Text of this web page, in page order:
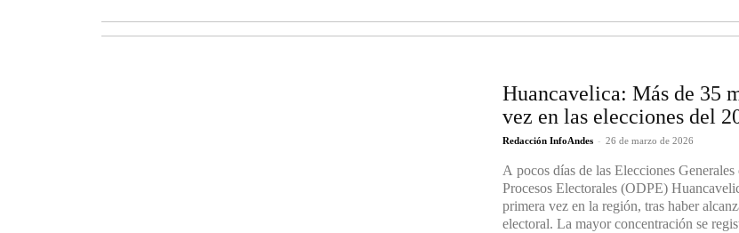
Huancavelica: Más de 35
vez en las elecciones del
Redacción InfoAndes - 26 de marzo de 2026
A pocos días de las Elecciones
Procesos Electorales (ODPE)
primera vez en la región, tras haber
electoral. La mayor concentración se